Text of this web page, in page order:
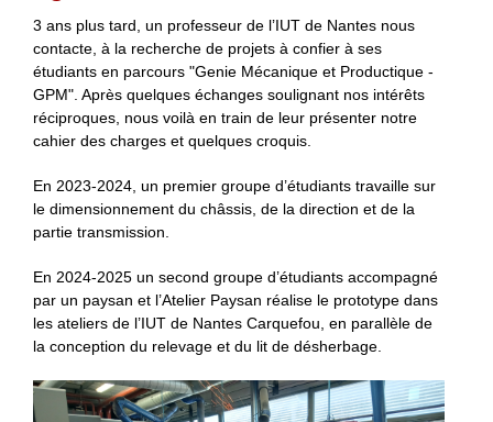
3 ans plus tard, un professeur de l’IUT de Nantes nous
contacte, à la recherche de projets à confier à ses
étudiants en parcours "Genie Mécanique et Productique -
GPM". Après quelques échanges soulignant nos intérêts
réciproques, nous voilà en train de leur présenter notre
cahier des charges et quelques croquis.
En 2023-2024, un premier groupe d’étudiants travaille sur
le dimensionnement du châssis, de la direction et de la
partie transmission.
En 2024-2025 un second groupe d’étudiants accompagné
par un paysan et l’Atelier Paysan réalise le prototype dans
les ateliers de l’IUT de Nantes Carquefou, en parallèle de
la conception du relevage et du lit de désherbage.